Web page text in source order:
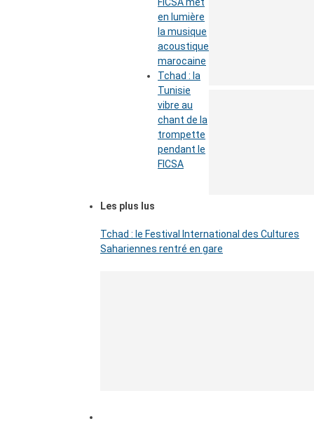
en lumière
la musique
acoustique
marocaine
Tchad : la
Tunisie
vibre au
chant de la
trompette
pendant le
FICSA
Les plus lus
Tchad : le Festival International des Cultures
Sahariennes rentré en gare